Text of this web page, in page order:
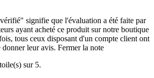
signifie que l'évaluation a été faite par
ayant acheté ce produit sur notre boutique
tous ceux disposant d'un compte client ont
leur avis. Fermer la note
sur 5.